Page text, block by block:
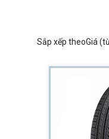
Sắp xếp theoGiá